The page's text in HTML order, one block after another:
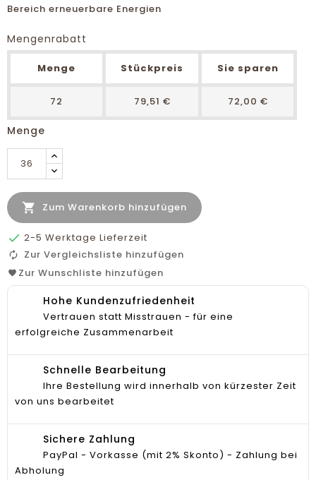
Bereich erneuerbare Energien
Mengenrabatt
Menge Stückpreis Sie sparen
72 79,51 € 72,00 €
Menge
 Zum Warenkorb hinzufügen
 2-5 Werktage Lieferzeit
Zur Vergleichsliste hinzufügen
Zur Wunschliste hinzufügen
Hohe Kundenzufriedenheit
Vertrauen statt Misstrauen - für eine
erfolgreiche Zusammenarbeit
Schnelle Bearbeitung
Ihre Bestellung wird innerhalb von kürzester Zeit
von uns bearbeitet
Sichere Zahlung
PayPal - Vorkasse (mit 2% Skonto) - Zahlung bei
Abholung